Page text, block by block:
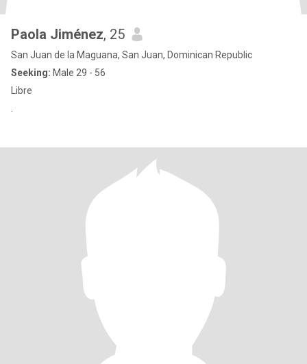
Paola Jiménez, 25
San Juan de la Maguana, San Juan, Dominican Republic
Seeking: Male 29 - 56
Libre